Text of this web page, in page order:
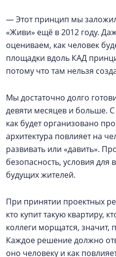
— Этот принцип мы
«Живи» ещё в 2012 году.
оцениваем, как человек
площадки вдоль КАД
потому что там нельзя
Мы достаточно долго
девяти месяцев и больше.
как будет организовано
архитектура повлияет на
развивать или «давить».
безопасность, условия для
будущих жителей.
При принятии проектных
кто купит такую квартиру,
коллеги морщатся, значит,
Каждое решение должно
оно человеку и как